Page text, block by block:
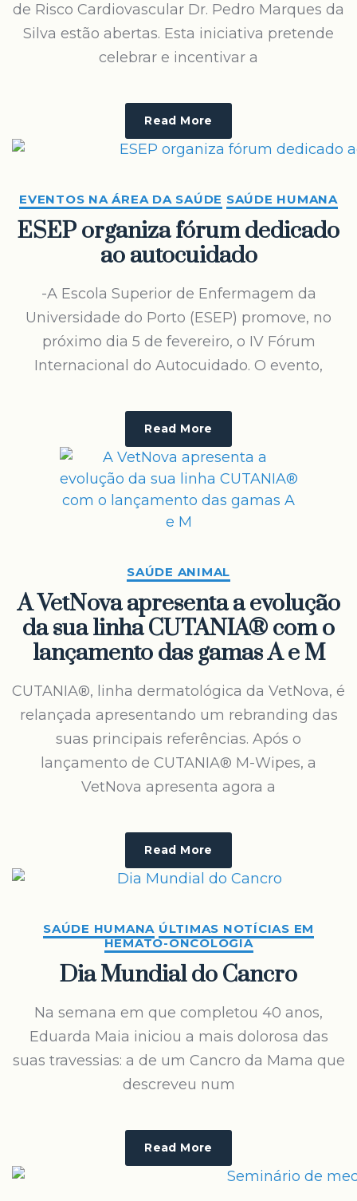
de Risco Cardiovascular Dr. Pedro Marques da
Silva estão abertas. Esta iniciativa pretende
celebrar e incentivar a
Read More
EVENTOS NA ÁREA DA SAÚDE SAÚDE HUMANA
ESEP organiza fórum dedicado
ao autocuidado
-A Escola Superior de Enfermagem da
Universidade do Porto (ESEP) promove, no
próximo dia 5 de fevereiro, o IV Fórum
Internacional do Autocuidado. O evento,
Read More
SAÚDE ANIMAL
A VetNova apresenta a evolução
da sua linha CUTANIA® com o
lançamento das gamas A e M
CUTANIA®, linha dermatológica da VetNova, é
relançada apresentando um rebranding das
suas principais referências. Após o
lançamento de CUTANIA® M-Wipes, a
VetNova apresenta agora a
Read More
SAÚDE HUMANA ÚLTIMAS NOTÍCIAS EM
HEMATO-ONCOLOGIA
Dia Mundial do Cancro
Na semana em que completou 40 anos,
Eduarda Maia iniciou a mais dolorosa das
suas travessias: a de um Cancro da Mama que
descreveu num
Read More